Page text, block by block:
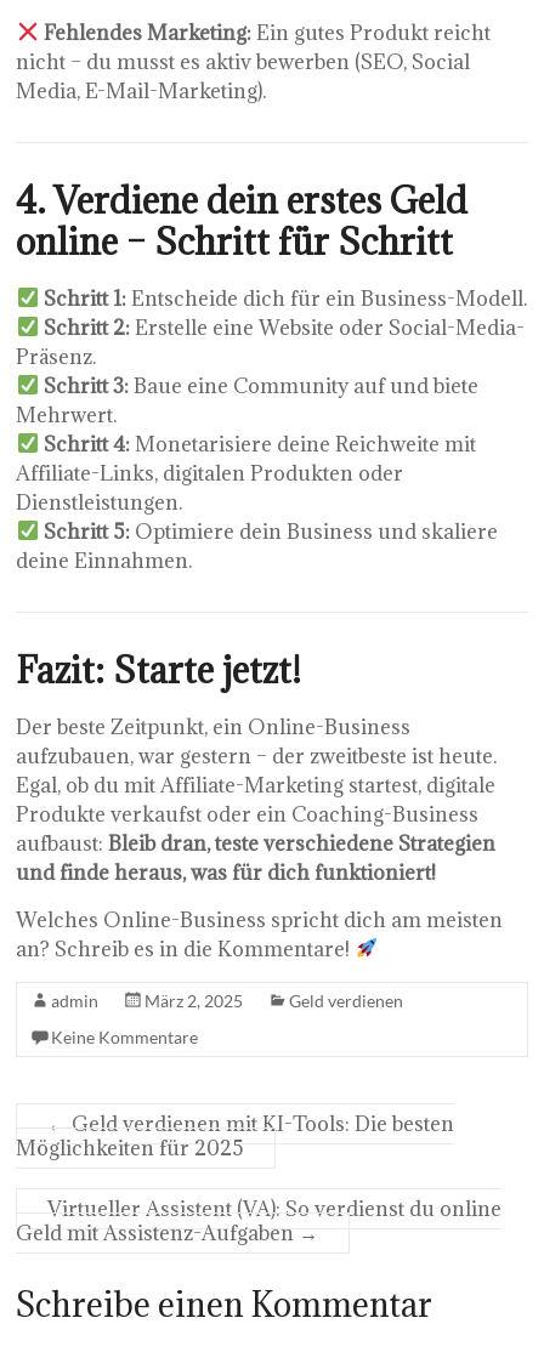
Fehlendes Marketing:Ein gutes Produkt reicht
nicht – du musst es aktiv bewerben (SEO, Social
Media, E-Mail-Marketing).
4. Verdiene dein erstes Geld
online – Schritt für Schritt
Schritt 1:Entscheide dich für ein Business-Modell.
Schritt 2:Erstelle eine Website oder Social-Media-
Präsenz.
Schritt 3:Baue eine Community auf und biete
Mehrwert.
Schritt 4:Monetarisiere deine Reichweite mit
Affiliate-Links, digitalen Produkten oder
Dienstleistungen.
Schritt 5:Optimiere dein Business und skaliere
deine Einnahmen.
Fazit: Starte jetzt!
Der beste Zeitpunkt, ein Online-Business
aufzubauen, war gestern – der zweitbeste ist heute.
Egal, ob du mit Affiliate-Marketing startest, digitale
Produkte verkaufst oder ein Coaching-Business
aufbaust:Bleib dran, teste verschiedene Strategien
und finde heraus, was für dich funktioniert!
Welches Online-Business spricht dich am meisten
an? Schreib es in die Kommentare!
admin März 2, 2025
Geld verdienen
Keine Kommentare
←
Geld verdienen mit KI-Tools: Die besten
Möglichkeiten für 2025
Virtueller Assistent (VA): So verdienst du online
Geld mit Assistenz-Aufgaben →
Schreibe einen Kommentar